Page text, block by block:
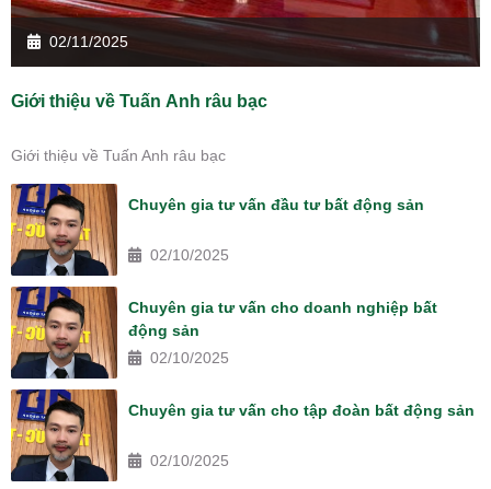
02/11/2025
Giới thiệu về Tuấn Anh râu bạc
Giới thiệu về Tuấn Anh râu bạc
Chuyên gia tư vấn đầu tư bất động sản
02/10/2025
Chuyên gia tư vấn cho doanh nghiệp bất
động sản
02/10/2025
Chuyên gia tư vấn cho tập đoàn bất động sản
02/10/2025